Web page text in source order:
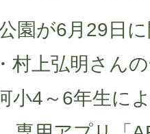
園が6月29日
村上弘明さん
小4～6年生に